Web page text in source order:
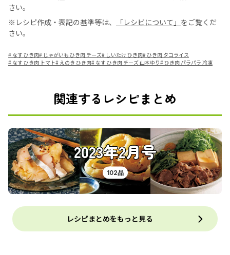
さい。
※レシピ作成・表記の基準等は、
「レシピについて」 をご覧くだ
さい。
# なす ひき肉# じゃがいも ひき肉 チーズ# しいたけ ひき肉# ひき肉 タコライス
# なす ひき肉 トマト# えのき ひき肉# なす ひき肉 チーズ 山本ゆり# ひき肉 パラパラ 冷凍
関連するレシピまとめ
2023年2月号
102品
レシピまとめをもっと見る